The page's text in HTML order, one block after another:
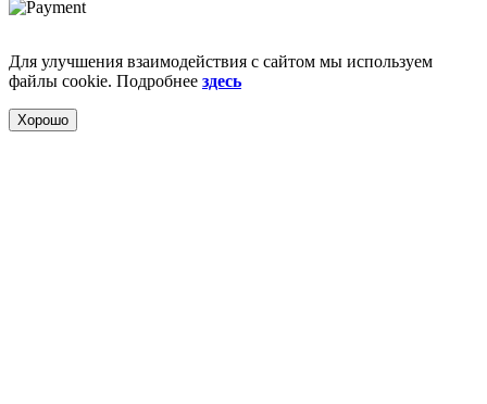
Для улучшения взаимодействия с сайтом мы используем
файлы cookie. Подробнее здесь
Хорошо